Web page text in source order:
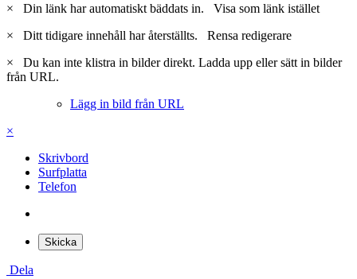
×
Din länk har automatiskt bäddats in. Visa som länk istället
×
Ditt tidigare innehåll har återställts. Rensa redigerare
×
Du kan inte klistra in bilder direkt. Ladda upp eller sätt in bilder
från URL.
Lägg in bild från URL
×
Skrivbord
Surfplatta
Telefon
Skicka
Dela